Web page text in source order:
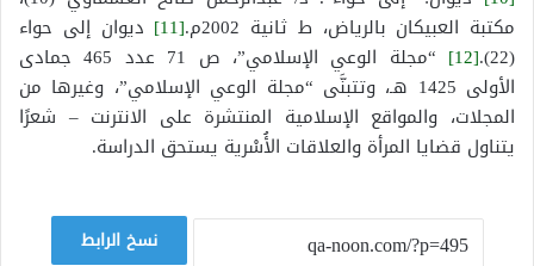
مكتبة العبيكان بالرياض، ط ثانية 2002م.
[11]
ديوان إلى حواء
(22).
[12]
“مجلة الوعي الإسلامي”، ص 71 عدد 465 جمادى
الأولى 1425 هـ، وتتبنَّى “مجلة الوعي الإسلامي”، وغيرها من
المجلات، والمواقع الإسلامية المنتشرة على الانترنت – شعرًا
يتناول قضايا المرأة والعلاقات الأُسْرية يستحق الدراسة.
نسخ الرابط